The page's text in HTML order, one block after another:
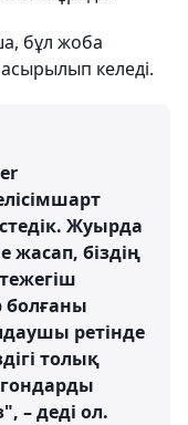
бұл жоба
келеді.
Жуырда
біздің
болғаны
ретінде
толық
– деді ол.